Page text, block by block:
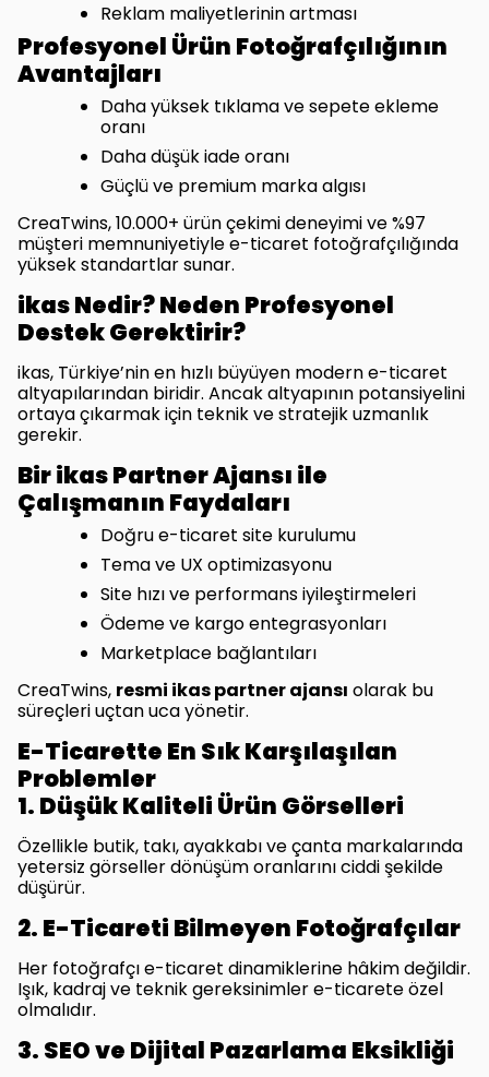
Reklam maliyetlerinin artması
Profesyonel Ürün Fotoğrafçılığının
Avantajları
Daha yüksek tıklama ve sepete ekleme
oranı
Daha düşük iade oranı
Güçlü ve premium marka algısı
CreaTwins, 10.000+ ürün çekimi deneyimi ve %97
müşteri memnuniyetiyle e-ticaret fotoğrafçılığında
yüksek standartlar sunar.
ikas Nedir? Neden Profesyonel
Destek Gerektirir?
ikas, Türkiye’nin en hızlı büyüyen modern e-ticaret
altyapılarından biridir. Ancak altyapının potansiyelini
ortaya çıkarmak için teknik ve stratejik uzmanlık
gerekir.
Bir ikas Partner Ajansı ile
Çalışmanın Faydaları
Doğru e-ticaret site kurulumu
Tema ve UX optimizasyonu
Site hızı ve performans iyileştirmeleri
Ödeme ve kargo entegrasyonları
Marketplace bağlantıları
CreaTwins, resmi ikas partner ajansı olarak bu
süreçleri uçtan uca yönetir.
E-Ticarette En Sık Karşılaşılan
Problemler
1. Düşük Kaliteli Ürün Görselleri
Özellikle butik, takı, ayakkabı ve çanta markalarında
yetersiz görseller dönüşüm oranlarını ciddi şekilde
düşürür.
2. E-Ticareti Bilmeyen Fotoğrafçılar
Her fotoğrafçı e-ticaret dinamiklerine hâkim değildir.
Işık, kadraj ve teknik gereksinimler e-ticarete özel
olmalıdır.
3. SEO ve Dijital Pazarlama Eksikliği